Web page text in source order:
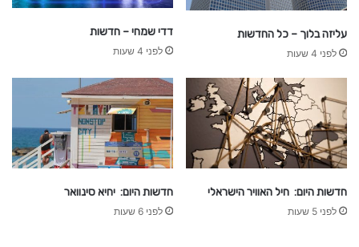
עליזה בלוך – כל החדשות
לפני 4 שעות
דדי שמחי – חדשות
לפני 4 שעות
חדשות היום: חיל האוויר הישראלי
לפני 5 שעות
חדשות היום: יחיא סינוואר
לפני 6 שעות